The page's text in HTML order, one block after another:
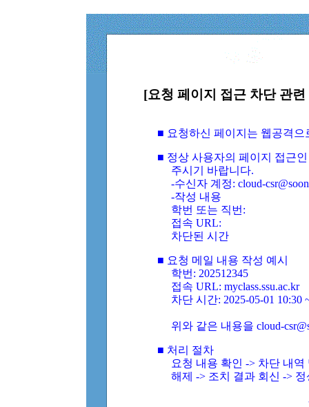
[요청 페이지 접근 차단 관
■ 요청하신 페이지는 웹공격
■ 정상 사용자의 페이지 접근
주시기 바랍니다.
-수신자 계정: cloud-
-작성 내용
학번 또는 직번:
접속 URL:
차단된 시간
■ 요청 메일 내용 작성 예시
학번: 202512345
접속 URL: myclass.ssu.ac.kr
차단 시간: 2025-05-01 10:30
위와 같은 내용을 cloud-
■ 처리 절차
요청 내용 확인 -> 차단 내
해제 -> 조치 결과 회신 ->